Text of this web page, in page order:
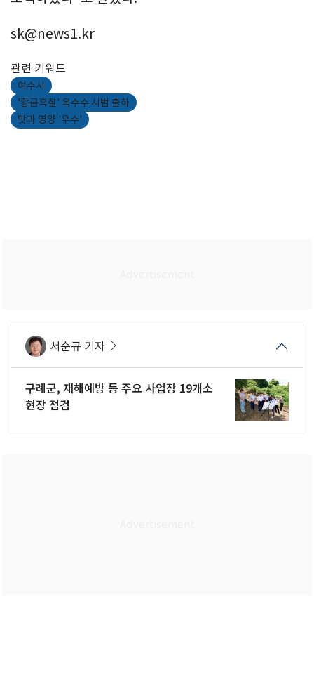
sk@news1.kr
관련 키워드
여수시
'황금흑찰' 옥수수 시범 출하
맛과 영양 '우수'
서순규 기자
구례군, 재해예방 등 주요 사업장 19개소
현장 점검